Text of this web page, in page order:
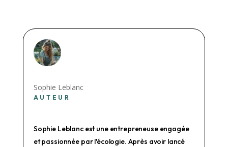
Sophie Leblanc
AUTEUR
Sophie Leblanc est une entrepreneuse engagée
et passionnée par l'écologie. Après avoir lancé